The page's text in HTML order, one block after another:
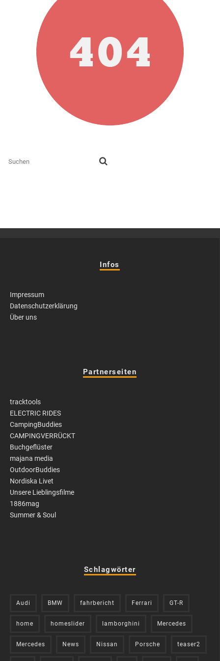
Infos
Impressum
Datenschutzerklärung
Über uns
Partnerseiten
tracktools
ELECTRIC RIDES
CampingBuddies
CAMPINGVERRÜCKT
Buchgeflüster
majana media
OutdoorBuddies
Nordiska Livet
Unsere Lieblingsfilme
1886mag
Summer & Soul
Schlagwörter
Audi BMW fahrbericht Ferrari GT-R
home homeslider lamborghini Mercedes
Mercedes News Nissan Porsche teaser2